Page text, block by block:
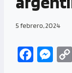
5 febrero, 2024
Fa M